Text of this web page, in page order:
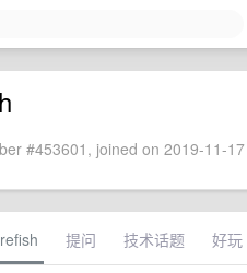
#453601, joined on 2019-11-
提问 技术话题 好玩